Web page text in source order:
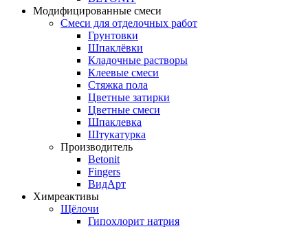
Модифицированные смеси
Смеси для отделочных работ
Грунтовки
Шпаклёвки
Кладочные растворы
Клеевые смеси
Стяжка пола
Цветные затирки
Цветные смеси
Шпаклевка
Штукатурка
Производитель
Betonit
Fingers
ВидАрт
Химреактивы
Щёлочи
Гипохлорит натрия